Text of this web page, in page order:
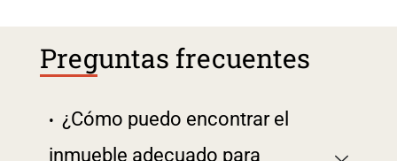
Preguntas frecuentes
¿Cómo puedo encontrar el
inmueble adecuado para